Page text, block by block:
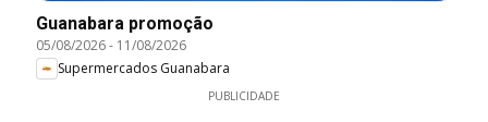
Guanabara promoção
05/08/2026- 11/08/2026
Supermercados Guanabara
PUBLICIDADE